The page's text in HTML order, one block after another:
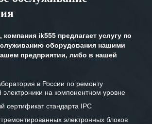
клиентоориентированность
готовность помочь в самых сложных
Мы высоко ценим сложившиеся
и доверительные партнерские
отношения и искренне желаем
«Инженерной компании «555» долгих
лет успеха и процветания.
ik555 предлагает услугу по
оборудования нашими
предприятии, либо в нашей
в России по ремонту
на компонентном уровне
сертификат стандарта IPC
электронных блоков